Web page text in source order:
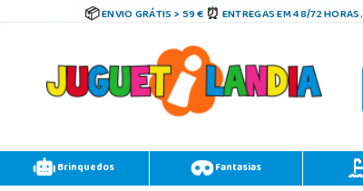
ENVIO GRÁTIS > 59 € ENTREGAS EM 48/72 HORAS.
Brinquedos Fantasias